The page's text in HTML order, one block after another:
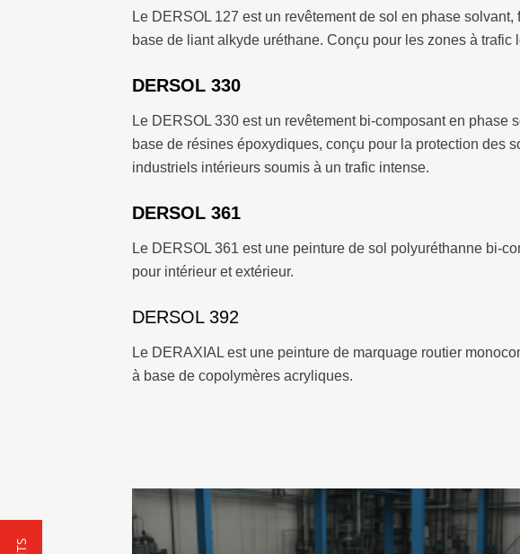
Le DERSOL 127 est un revêtement de sol en phase solvant,
base de liant alkyde uréthane. Conçu pour les zones à trafic
DERSOL 330
Le DERSOL 330 est un revêtement bi-composant en phase
base de résines époxydiques, conçu pour la protection des
industriels intérieurs soumis à un trafic intense.
DERSOL 361
Le DERSOL 361 est une peinture de sol polyuréthanne bi-
pour intérieur et extérieur.
DERSOL 392
Le DERAXIAL est une peinture de marquage routier
à base de copolymères acryliques.